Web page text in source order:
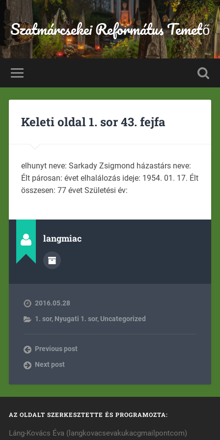
Szatmárcsekei Református Temető
Keleti oldal 1. sor 43. fejfa
elhunyt neve: Sarkady Zsigmond házastárs neve:
Élt párosan: évet elhalálozás ideje: 1954. 01. 17. Élt
összesen: 77 évet Születési év:
langmiac
2016.05.28
1. sor, Nyugati 1. sor, Uncategorized
Previous post
Next post
AZ OLDALT SZERKESZTETTE ÉS PROGRAMOZTA:
Láng-Kovács Éva (langkovacsevakukacgmailpontcom)